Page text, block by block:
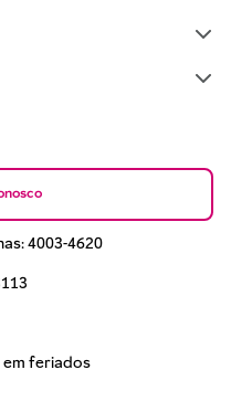
4003-4620
em feriados